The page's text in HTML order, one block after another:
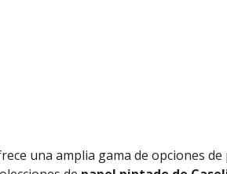
una amplia gama de opciones de